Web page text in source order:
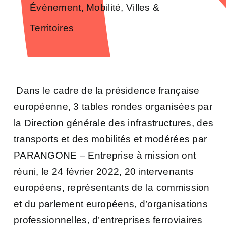
Événement, Mobilité,Villes &
Territoires
Dans le cadre de la présidence française
européenne, 3 tables rondes organisées par
la Direction générale des infrastructures, des
transports et des mobilités et modérées par
PARANGONE – Entreprise à mission ont
réuni, le 24 février 2022, 20 intervenants
européens, représentants de la commission
et du parlement européens, d’organisations
professionnelles, d’entreprises ferroviaires